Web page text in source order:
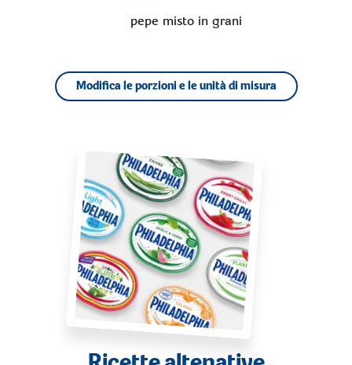
pepe misto in grani
Modifica le porzioni e le unità di misura